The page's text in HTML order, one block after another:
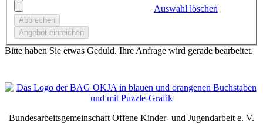
Auswahl löschen
Bitte haben Sie etwas Geduld. Ihre Anfrage wird gerade bearbeitet.
Bundesarbeitsgemeinschaft Offene Kinder- und Jugendarbeit e. V.